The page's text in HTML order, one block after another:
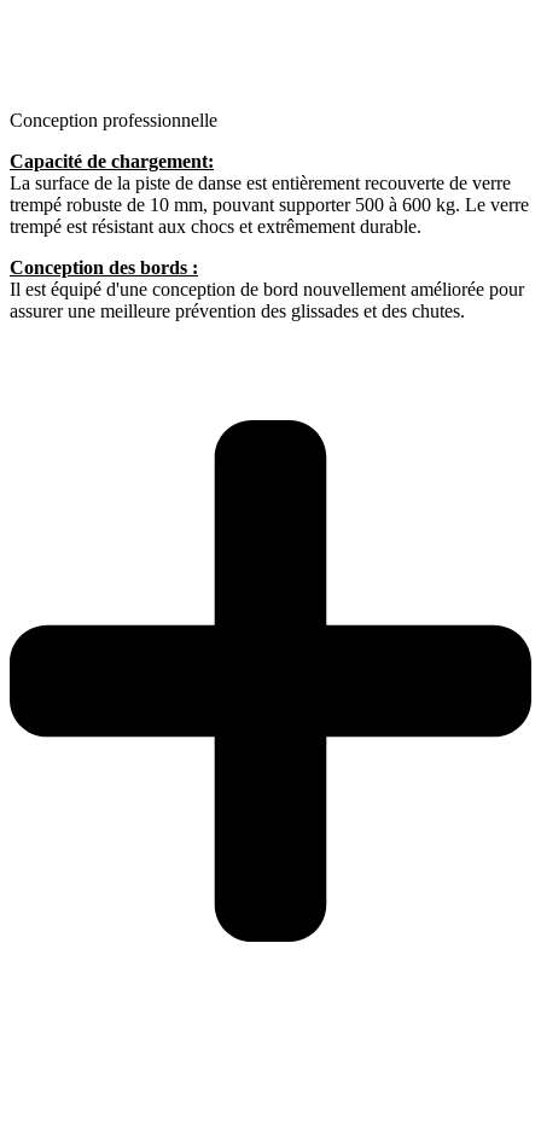
Conception professionnelle
Capacité de chargement:
La surface de la piste de danse est entièrement recouverte de verre
trempé robuste de 10 mm, pouvant supporter 500 à 600 kg. Le verre
trempé est résistant aux chocs et extrêmement durable.
Conception des bords :
Il est équipé d'une conception de bord nouvellement améliorée pour
assurer une meilleure prévention des glissades et des chutes.